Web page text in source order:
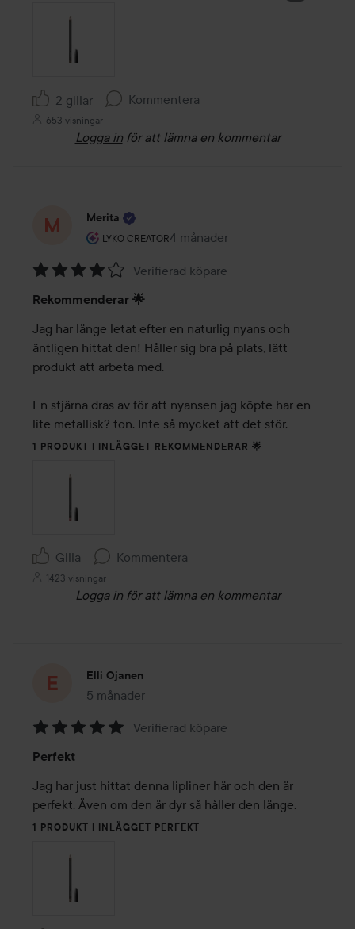
2 gillar Kommentera
653 visningar
Logga in för att lämna en kommentar
Merita
LYKO CREATOR
Användarens roll: Lyko Creator.
4 månader
Inlägget skapades 4 månader
4
av
5
Verifierad köpare
Rekommenderar 🌟
Jag har länge letat efter en naturlig nyans och
äntligen hittat den! Håller sig bra på plats, lätt
produkt att arbeta med.
En stjärna dras av för att nyansen jag köpte har en
lite metallisk? ton. Inte så mycket att det stör.
1 PRODUKT I INLÄGGET REKOMMENDERAR 🌟
Gilla Kommentera
1423 visningar
Logga in för att lämna en kommentar
Elli Ojanen
5 månader
Inlägget skapades 5 månader
5
av
5
Verifierad köpare
Perfekt
Jag har just hittat denna lipliner här och den är
perfekt. Även om den är dyr så håller den länge.
1 PRODUKT I INLÄGGET PERFEKT